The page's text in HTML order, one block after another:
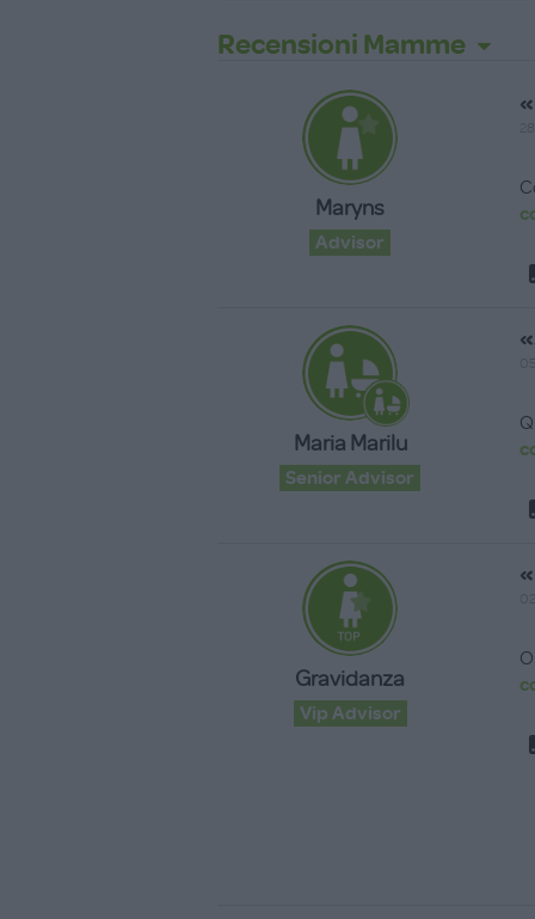
Recensioni Mamme
Maryns
Advisor
Maria Marilu
Senior Advisor
Gravidanza
Vip Advisor